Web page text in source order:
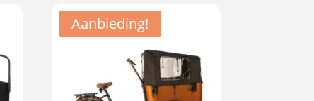
Aanbieding!